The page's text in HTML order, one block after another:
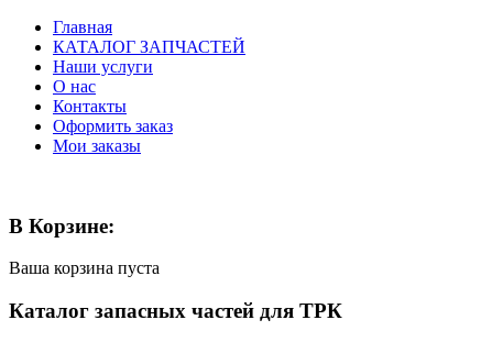
Главная
КАТАЛОГ ЗАПЧАСТЕЙ
Наши услуги
О нас
Контакты
Оформить заказ
Мои заказы
В Корзине:
Ваша корзина пуста
Каталог запасных частей для ТРК